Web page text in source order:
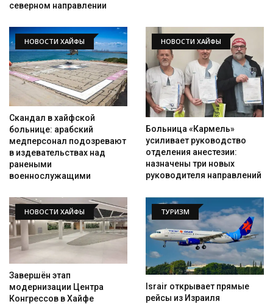
северном направлении
НОВОСТИ ХАЙФЫ
Скандал в хайфской
больнице: арабский
медперсонал подозревают
в издевательствах над
ранеными
военнослужащими
НОВОСТИ ХАЙФЫ
Больница «Кармель»
усиливает руководство
отделения анестезии:
назначены три новых
руководителя направлений
НОВОСТИ ХАЙФЫ
Завершён этап
модернизации Центра
Конгрессов в Хайфе
ТУРИЗМ
Israir открывает прямые
рейсы из Израиля